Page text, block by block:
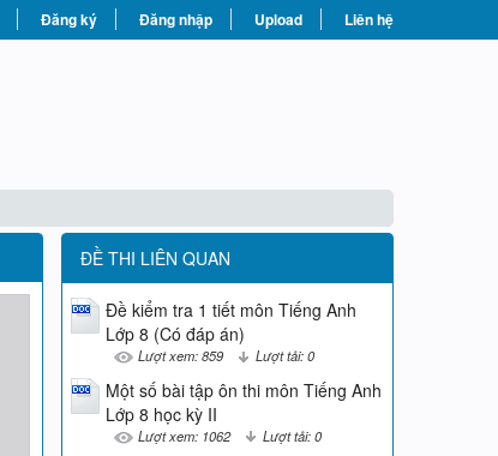
Đăng ký Đăng nhập Upload Liên hệ
ĐỀ THI LIÊN QUAN
Đề kiểm tra 1 tiết môn Tiếng Anh
Lớp 8 (Có đáp án)
Lượt xem: 859 Lượt tải: 0
Một số bài tập ôn thi môn Tiếng Anh
Lớp 8 học kỳ II
Lượt xem: 1062 Lượt tải: 0